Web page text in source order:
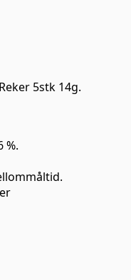
5stk 14g.
%.